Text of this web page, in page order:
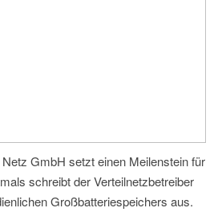
GmbH setzt einen Meilenstein für
schreibt der Verteilnetzbetreiber
Großbatteriespeichers aus.